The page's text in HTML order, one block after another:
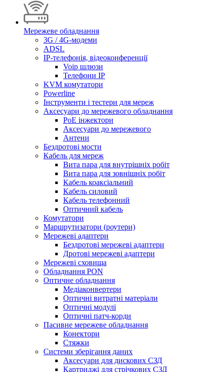
Мережеве обладнання
3G / 4G-модеми
ADSL
IP-телефонія, відеоконференції
Voip шлюзи
Телефони IP
KVM комутатори
Powerline
Інструменти і тестери для мереж
Аксесуари до мережевого обладнання
PoE інжектори
Аксесуари до мережевого
Антени
Бездротові мости
Кабель для мереж
Вита пара для внутрішніх робіт
Вита пара для зовнішніх робіт
Кабель коаксіальний
Кабель силовий
Кабель телефонний
Оптичний кабель
Комутатори
Маршрутизатори (роутери)
Мережеві адаптери
Бездротові мережеві адаптери
Дротові мережеві адаптери
Мережеві сховища
Обладнання PON
Оптичне обладнання
Медіаконвертери
Оптичні витратні матеріали
Оптичні модулі
Оптичні патч-корди
Пасивне мережеве обладнання
Конектори
Стяжки
Системи зберігання даних
Аксесуари для дискових СЗД
Картриджі для стрічкових СЗД